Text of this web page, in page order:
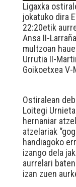
Ligaxka
jokatuko dira
22:20etik
Ansa II-
multzoan
Urrutia II-
Goikoetxea
Ostiralean
Loitegi
hernaniar
atzelariak
handiagoko
izango dela
aurrelari
izan zuen